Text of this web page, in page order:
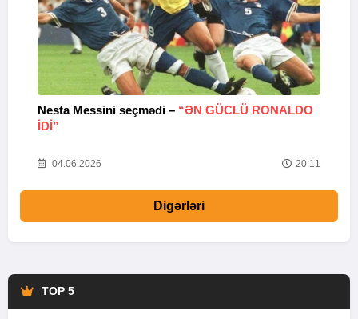
Nesta Messini seçmədi – “ƏN GÜCLÜ RONALDO
IDI”
04.06.2026 20:11
Digərləri
TOP 5